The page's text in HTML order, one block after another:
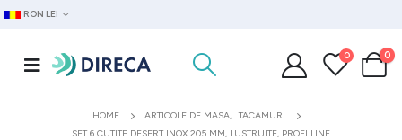
RON LEI
0 0
HOME ARTICOLE DE MASA, TACAMURI
SET 6 CUTITE DESERT INOX 205 MM, LUSTRUITE, PROFI LINE